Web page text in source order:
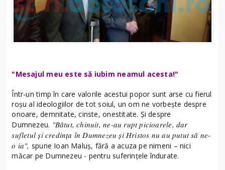
"Mesajul meu este să iubim neamul acesta!"
Într-un timp în care valorile acestui popor sunt arse cu fierul
roșu al ideologiilor de tot soiul, un om ne vorbește despre
onoare, demnitate, cinste, onestitate. Și despre
Dumnezeu. "Bătut, chinuit, ne-au rupt picioarele, dar
sufletul și credința în Dumnezeu și Hristos nu au putut să ne-
o ia", spune Ioan Maluș, fără a acuza pe nimeni – nici
măcar pe Dumnezeu - pentru suferințele îndurate.